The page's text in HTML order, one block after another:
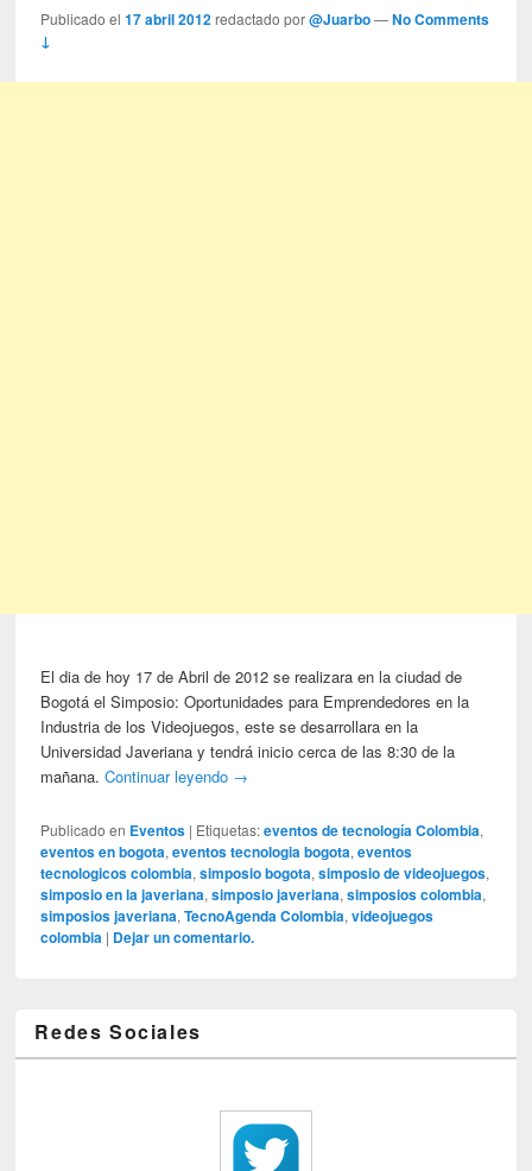
Publicado el17 abril 2012 redactado por@Juarbo —No Comments
↓
El dia de hoy 17 de Abril de 2012 se realizara en la ciudad de
Bogotá el Simposio: Oportunidades para Emprendedores en la
Industria de los Videojuegos, este se desarrollara en la
Universidad Javeriana y tendrá inicio cerca de las 8:30 de la
mañana.Continuar leyendo →
Publicado en Eventos | Etiquetas: eventos de tecnología Colombia,
eventos en bogota,eventos tecnologia bogota,eventos
tecnologicos colombia,simposio bogota,simposio de videojuegos,
simposio en la javeriana,simposio javeriana,simposios colombia,
simposios javeriana,TecnoAgenda Colombia,videojuegos
colombia | Dejar un comentario.
Redes Sociales